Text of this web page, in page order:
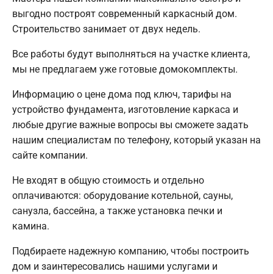
выгодно построят современный каркасный дом.
Строительство занимает от двух недель.
Все работы будут выполняться на участке клиента,
мы не предлагаем уже готовые домокомплекты.
Информацию о цене дома под ключ, тарифы на
устройство фундамента, изготовление каркаса и
любые другие важные вопросы вы сможете задать
нашим специалистам по телефону, который указан на
сайте компании.
Не входят в общую стоимость и отдельно
оплачиваются: оборудование котельной, сауны,
санузла, бассейна, а также установка печки и
камина.
Подбираете надежную компанию, чтобы построить
дом и заинтересовались нашими услугами и